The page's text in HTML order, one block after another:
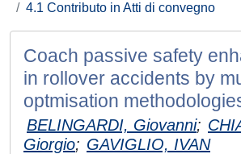
4.1 Contributo in Atti di convegno
Coach passive safety
in rollover accidents by
optmisation
BELINGARDI, Giovanni;
Giorgio; GAVIGLIO, IVAN